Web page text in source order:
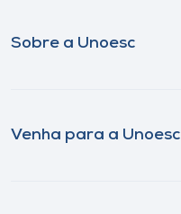
Sobre a Unoesc
Venha para a Unoesc